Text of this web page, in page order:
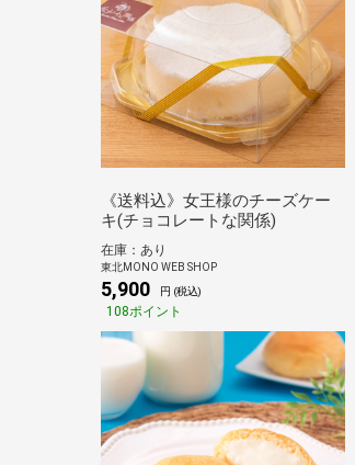
《送料込》女王様のチーズケー
キ(チョコレートな関係)
在庫：あり
東北MONO WEB SHOP
5,900 円 (税込)
108ポイント